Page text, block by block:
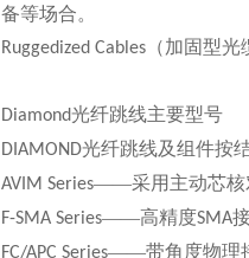
备等场合。
Ruggedized Cables （加固型
Diamond光纤跳线主要型号
DIAMOND光纤跳线及组件按
AVIM Series——采用主动芯核
F-SMA Series——高精度SMA
FC/APC Series——带角度物理